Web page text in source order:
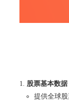
股票基本数据
提供全球